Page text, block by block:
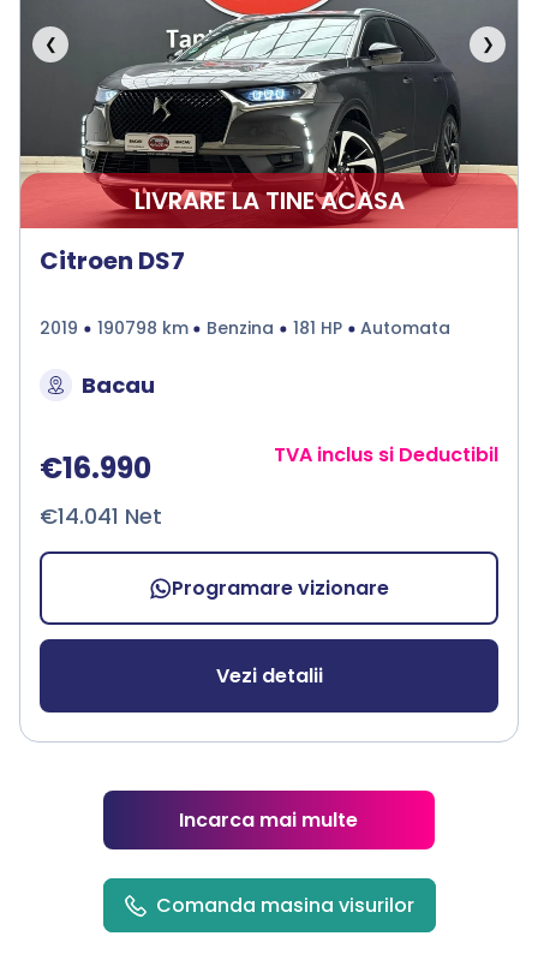
❮ ❯
LIVRARE LA TINE ACASA
Citroen DS7
2019 190798 km Benzina 181 HP Automata
Bacau
€16.990
€14.041 Net
TVA inclus si Deductibil
Programare vizionare
Vezi detalii
Incarca mai multe
Comanda masina visurilor